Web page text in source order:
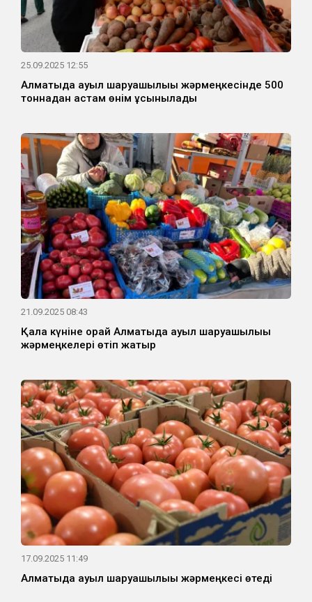
25.09.2025 12:55
Алматыда ауыл шаруашылығы жәрмеңкесінде 500
тоннадан астам өнім ұсынылады
21.09.2025 08:43
Қала күніне орай Алматыда ауыл шаруашылығы
жәрмеңкелері өтіп жатыр
17.09.2025 11:49
Алматыда ауыл шаруашылығы жәрмеңкесі өтеді